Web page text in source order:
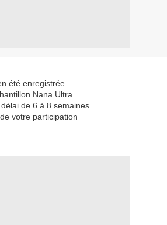
été enregistrée.
Nana Ultra
de 6 à 8 semaines
votre participation